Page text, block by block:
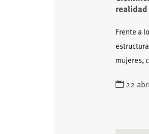
realidad
Frente a
mujeres,
22